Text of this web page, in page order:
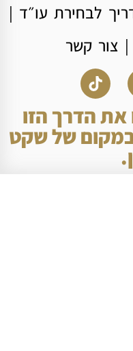
לבחירת עו״ד |
| צור קשר
את הדרך הזו
במקום של שקט